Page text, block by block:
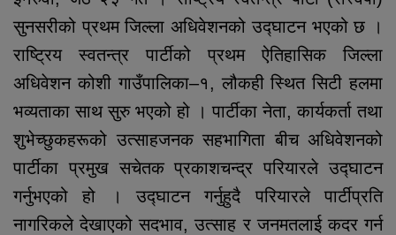
सुनसरीको प्रथम जिल्ला अधिवेशनको उद्घाटन भएको छ ।
राष्ट्रिय स्वतन्त्र पार्टीको प्रथम ऐतिहासिक जिल्ला
अधिवेशन कोशी गाउँपालिका–१, लौकही स्थित सिटी हलमा
भव्यताका साथ सुरु भएको हो । पार्टीका नेता, कार्यकर्ता तथा
शुभेच्छुकहरूको उत्साहजनक सहभागिता बीच अधिवेशनको
पार्टीका प्रमुख सचेतक प्रकाशचन्द्र परियारले उद्घाटन
गर्नुभएको हो । उद्घाटन गर्नुहुदै परियारले पार्टीप्रति
नागरिकले देखाएको सदभाव, उत्साह र जनमतलाई कदर गर्न